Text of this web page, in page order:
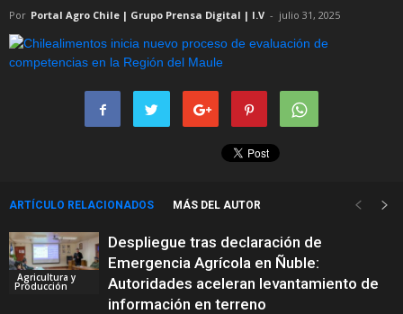
Por Portal Agro Chile | Grupo Prensa Digital | I.V - julio 31, 2025
ARTÍCULO RELACIONADOS MÁS DEL AUTOR
Agricultura y
Producción
Despliegue tras declaración de
Emergencia Agrícola en Ñuble:
Autoridades aceleran levantamiento de
información en terreno